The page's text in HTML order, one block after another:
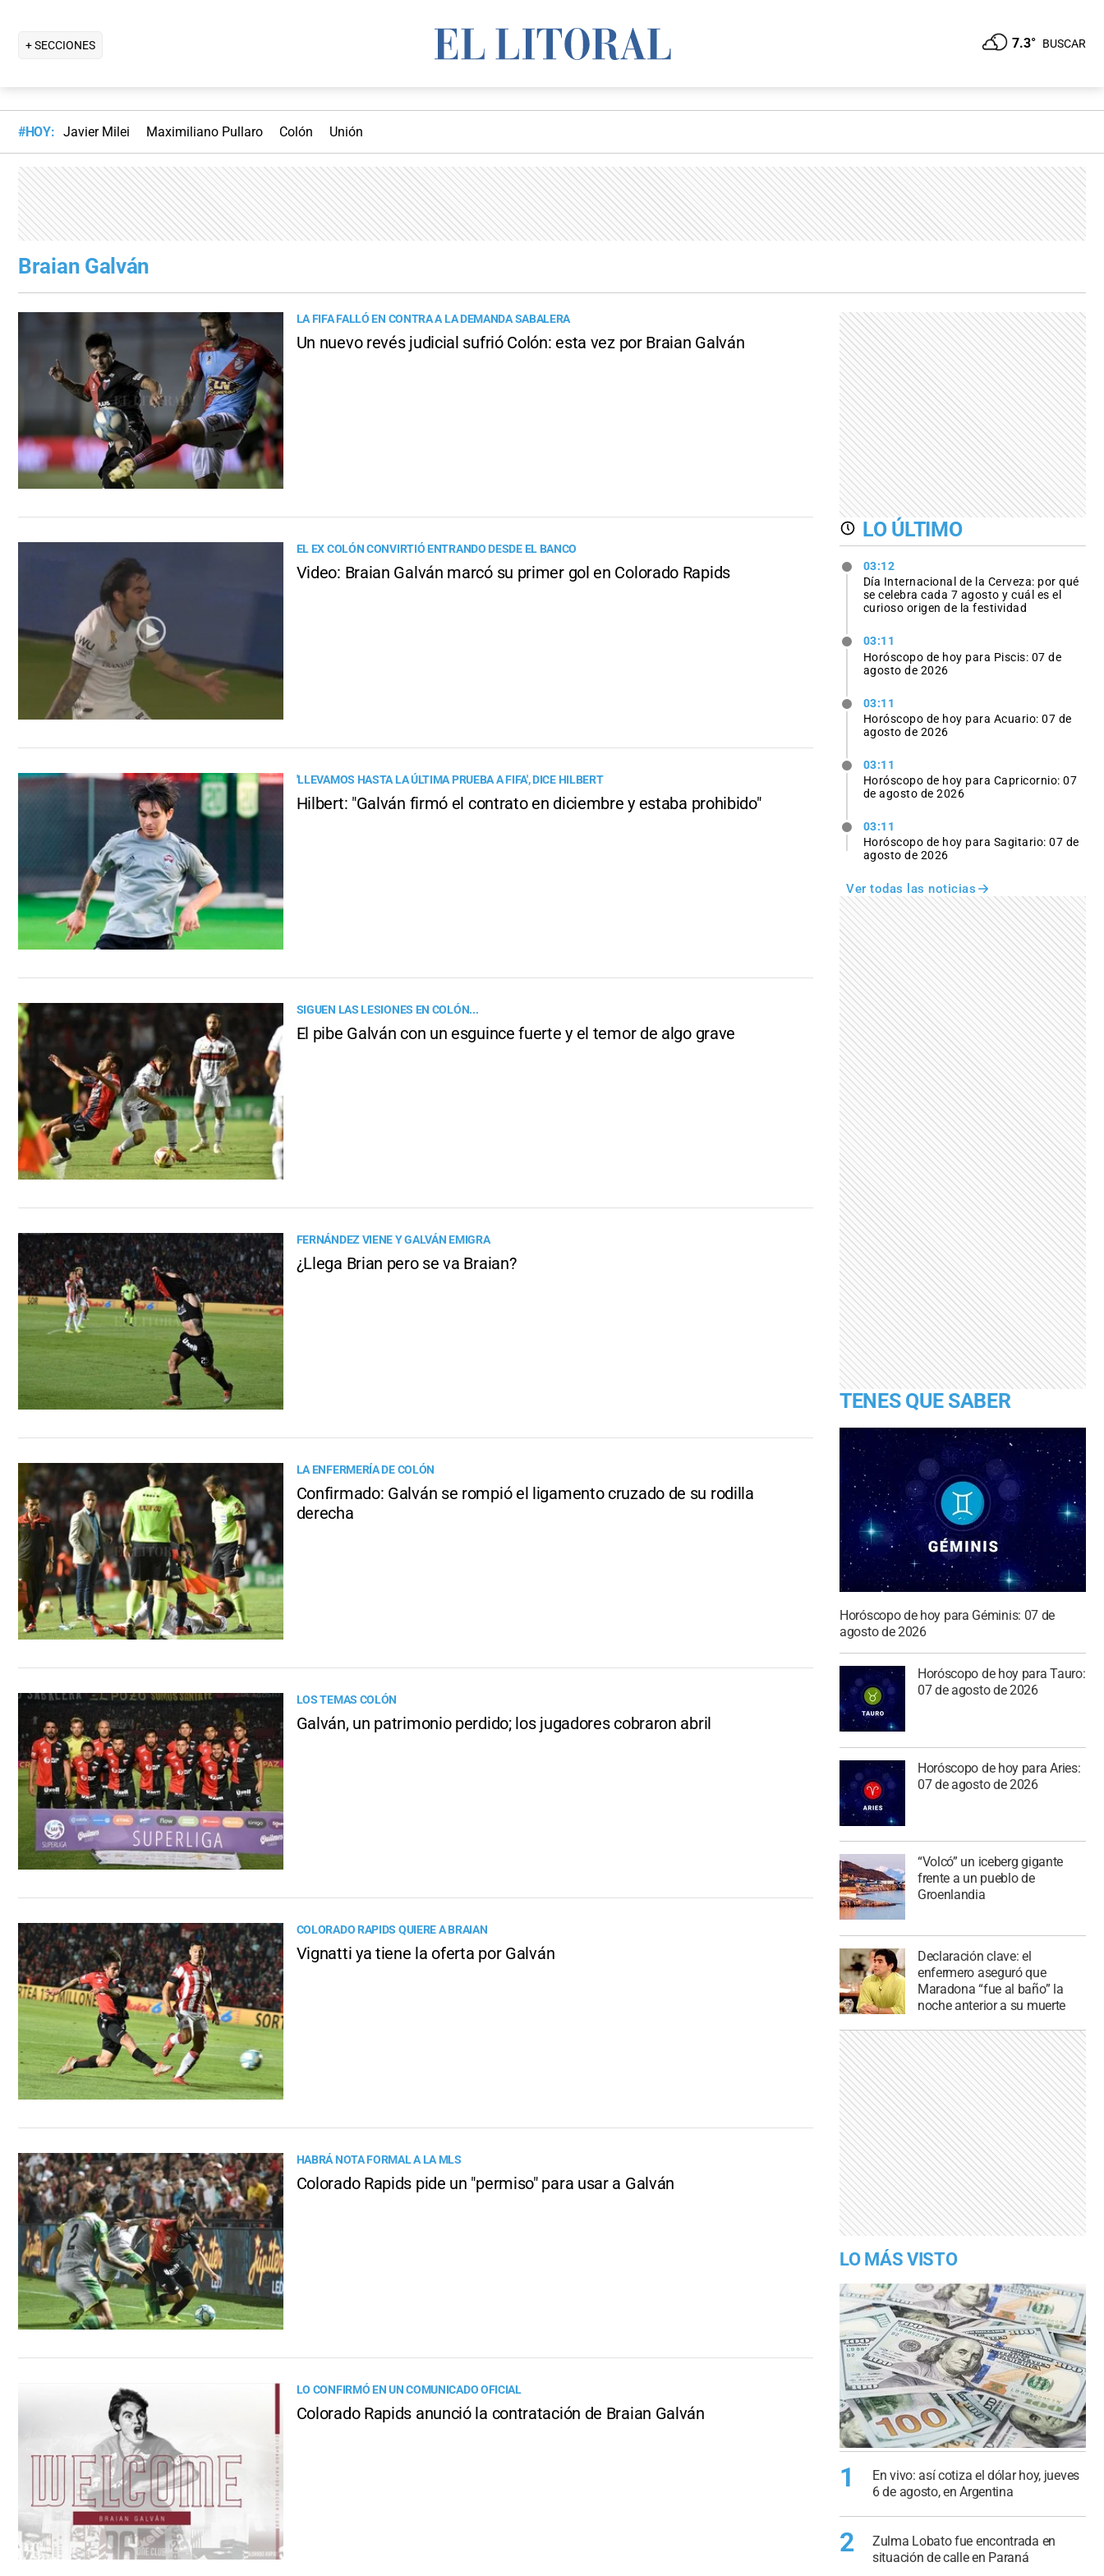
+ SECCIONES 7.3° BUSCAR
#HOY: Javier Milei Maximiliano Pullaro Colón Unión
Braian Galván
LA FIFA FALLÓ EN CONTRA A LA DEMANDA SABALERA
Un nuevo revés judicial sufrió Colón: esta vez por Braian Galván
EL EX COLÓN CONVIRTIÓ ENTRANDO DESDE EL BANCO
Video: Braian Galván marcó su primer gol en Colorado Rapids
'LLEVAMOS HASTA LA ÚLTIMA PRUEBA A FIFA', DICE HILBERT
Hilbert: "Galván firmó el contrato en diciembre y estaba prohibido"
SIGUEN LAS LESIONES EN COLÓN...
El pibe Galván con un esguince fuerte y el temor de algo grave
FERNÁNDEZ VIENE Y GALVÁN EMIGRA
¿Llega Brian pero se va Braian?
LA ENFERMERÍA DE COLÓN
Confirmado: Galván se rompió el ligamento cruzado de su rodilla
derecha
LOS TEMAS COLÓN
Galván, un patrimonio perdido; los jugadores cobraron abril
COLORADO RAPIDS QUIERE A BRAIAN
Vignatti ya tiene la oferta por Galván
HABRÁ NOTA FORMAL A LA MLS
Colorado Rapids pide un "permiso" para usar a Galván
LO CONFIRMÓ EN UN COMUNICADO OFICIAL
Colorado Rapids anunció la contratación de Braian Galván
LO ÚLTIMO
03:12
Día Internacional de la Cerveza: por qué
se celebra cada 7 agosto y cuál es el
curioso origen de la festividad
03:11
Horóscopo de hoy para Piscis: 07 de
agosto de 2026
03:11
Horóscopo de hoy para Acuario: 07 de
agosto de 2026
03:11
Horóscopo de hoy para Capricornio: 07
de agosto de 2026
03:11
Horóscopo de hoy para Sagitario: 07 de
agosto de 2026
Ver todas las noticias
TENES QUE SABER
Horóscopo de hoy para Géminis: 07 de
agosto de 2026
Horóscopo de hoy para Tauro:
07 de agosto de 2026
Horóscopo de hoy para Aries:
07 de agosto de 2026
“Volcó” un iceberg gigante
frente a un pueblo de
Groenlandia
Declaración clave: el
enfermero aseguró que
Maradona “fue al baño” la
noche anterior a su muerte
LO MÁS VISTO
1
En vivo: así cotiza el dólar hoy, jueves
6 de agosto, en Argentina
2
Zulma Lobato fue encontrada en
situación de calle en Paraná